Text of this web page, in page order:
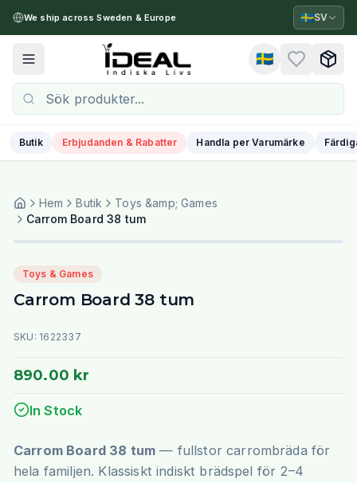
We ship across Sweden & Europe 🇸🇪SV
Toggle menu 🇸🇪
Butik Erbjudanden & Rabatter Handla per Varumärke
Hem Butik
Toys &amp; Games
Carrom Board 38 tum
Toys & Games
Carrom Board 38 tum
SKU: 1622337
890.00 kr
In Stock
Carrom Board 38 tum — fullstor carrombräda för
hela familjen. Klassiskt indiskt brädspel för 2–4